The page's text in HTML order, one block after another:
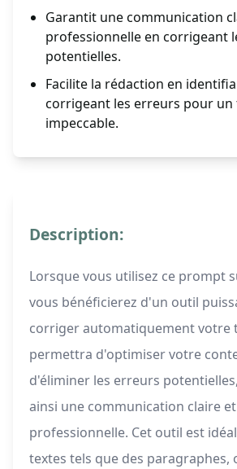
Garantit une communication
professionnelle en corrigeant
potentielles.
Facilite la rédaction en
corrigeant les erreurs pour un
impeccable.
Description:
Lorsque vous utilisez ce prompt
vous bénéficierez d'un outil
corriger automatiquement votre
permettra d'optimiser votre
d'éliminer les erreurs
ainsi une communication claire et
professionnelle. Cet outil est
textes tels que des paragraphes,